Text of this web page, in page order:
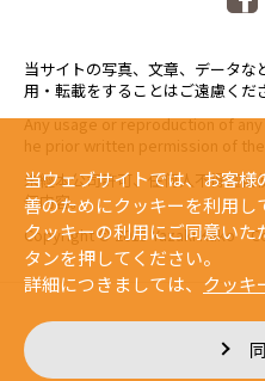
当サイトの写真、文章、データな
用・転載をすることはご遠慮くだ
Any usage or reproduction of
he prior written permission of
未經本公司許可、任何人不得擅
何内容。
Copyright © 2015 Yazaki Kako
当ウェブサイトでは、お客
善のためにクッキーを利用し
クッキーの利用にご同意い
タンを押してください。
詳細につきましては、 クッキ